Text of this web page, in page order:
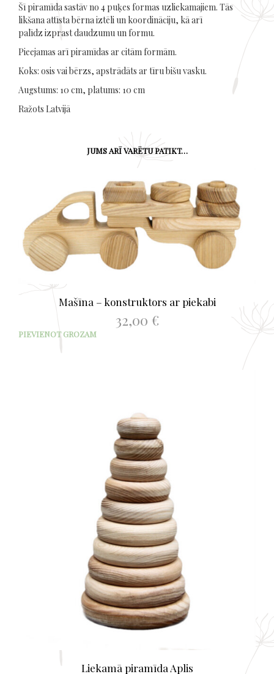
Šī piramīda sastāv no 4 puķes formas uzliekamajiem. Tās
likšana attīsta bērna iztēli un koordināciju, kā arī
palīdz izprast daudzumu un formu.
Pieejamas arī piramīdas ar citām formām.
Koks: osis vai bērzs, apstrādāts ar tīru bišu vasku.
Augstums: 10 cm, platums: 10 cm
Ražots Latvijā
JUMS ARĪ VARĒTU PATIKT…
Mašīna – konstruktors ar piekabi
32,00 €
PIEVIENOT GROZAM
Liekamā piramīda Aplis